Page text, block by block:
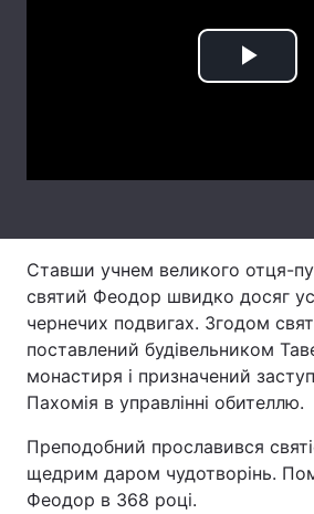
Відео з Youtube Статті
Архів
Контакти
Послуги
Play
Ставши учнем великого отця-
святий Феодор швидко досяг
чернечих подвигах. Згодом
поставлений будівельником
монастиря і призначений
Пахомія в управлінні обителлю.
Преподобний прославився
щедрим даром чудотворінь.
Феодор в 368 році.